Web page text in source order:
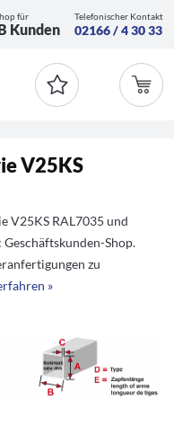
für
Kunden
Telefonischer Kontakt
02166 / 4 30 33
V25KS
V25KS RAL7035 und
Shop.
zu
»